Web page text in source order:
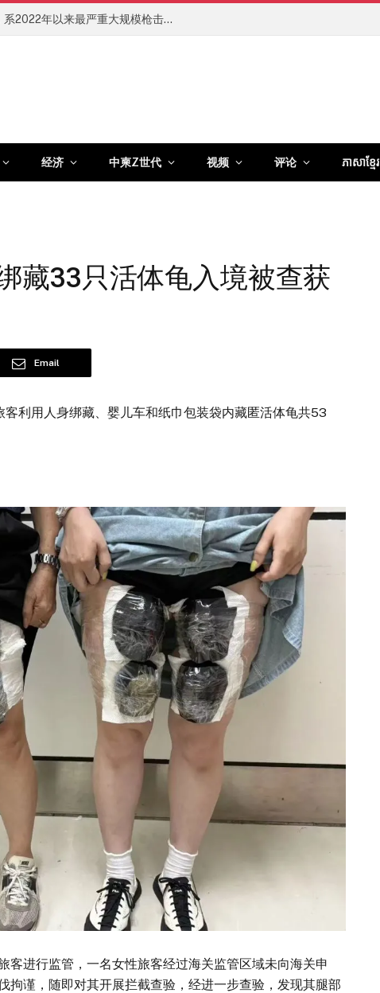
泰国中学突发枪击案已致8人死亡，系2022年以来最严重大规模枪击伤亡事件
经济 中柬Z世代 视频 评论 ភាសាខ្មែរ
藏33只活体龟入境被查获
Email
利用人身绑藏、婴儿车和纸巾包装袋内藏匿活体龟共53
进行监管，一名女性旅客经过海关监管区域未向海关申
拘谨，随即对其开展拦截查验，经进一步查验，发现其腿部